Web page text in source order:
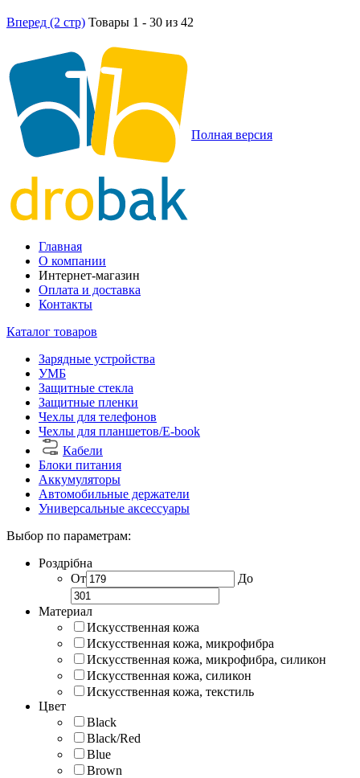
Вперед (2 стр) Товары 1 - 30 из 42
Полная версия
Главная
О компании
Интернет-магазин
Оплата и доставка
Контакты
Каталог товаров
Зарядные устройства
УМБ
Защитные стекла
Защитные пленки
Чехлы для телефонов
Чехлы для планшетов/E-book
Кабели
Блоки питания
Аккумуляторы
Автомобильные держатели
Универсальные аксессуары
Выбор по параметрам:
Роздрібна
От
До
Материал
Искусственная кожа
Искусственная кожа, микрофибра
Искусственная кожа, микрофибра, силикон
Искусственная кожа, силикон
Искусственная кожа, текстиль
Цвет
Black
Black/Red
Blue
Brown